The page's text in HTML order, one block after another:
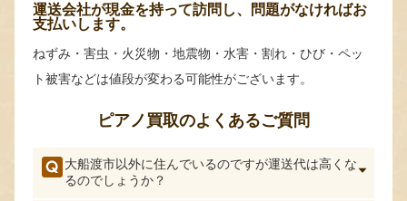
運送会社が現金を持って訪問し、問題がなければお
支払いします。
ねずみ・害虫・火災物・地震物・水害・割れ・ひび・ペッ
ト被害などは値段が変わる可能性がございます。
ピアノ買取のよくあるご質問
大船渡市以外に住んでいるのですが運送代は高くな
るのでしょうか？